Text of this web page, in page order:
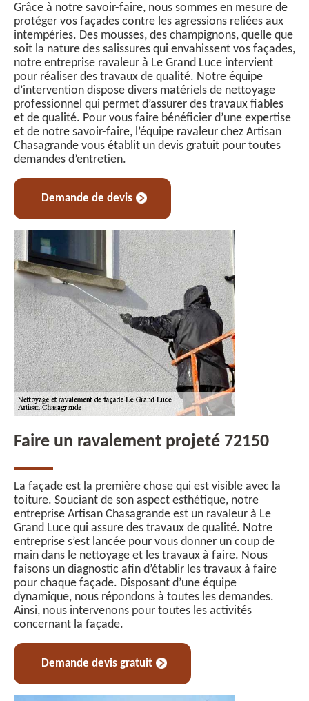
Grâce à notre savoir-faire, nous sommes en mesure de
protéger vos façades contre les agressions reliées aux
intempéries. Des mousses, des champignons, quelle que
soit la nature des salissures qui envahissent vos façades,
notre entreprise ravaleur à Le Grand Luce intervient
pour réaliser des travaux de qualité. Notre équipe
d’intervention dispose divers matériels de nettoyage
professionnel qui permet d’assurer des travaux fiables
et de qualité. Pour vous faire bénéficier d’une expertise
et de notre savoir-faire, l’équipe ravaleur chez Artisan
Chasagrande vous établit un devis gratuit pour toutes
demandes d’entretien.
Demande de devis
Faire un ravalement projeté 72150
La façade est la première chose qui est visible avec la
toiture. Souciant de son aspect esthétique, notre
entreprise Artisan Chasagrande est un ravaleur à Le
Grand Luce qui assure des travaux de qualité. Notre
entreprise s’est lancée pour vous donner un coup de
main dans le nettoyage et les travaux à faire. Nous
faisons un diagnostic afin d’établir les travaux à faire
pour chaque façade. Disposant d’une équipe
dynamique, nous répondons à toutes les demandes.
Ainsi, nous intervenons pour toutes les activités
concernant la façade.
Demande devis gratuit